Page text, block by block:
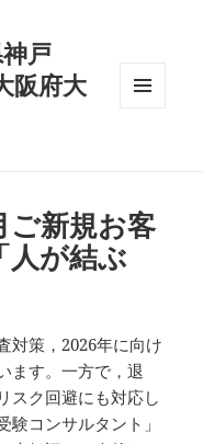
戸
阪府大
ご新規お客
「人が結ぶ
対策，2026年に向け
ます。一方で，退
スク回避にも対応し
コンサルタント」